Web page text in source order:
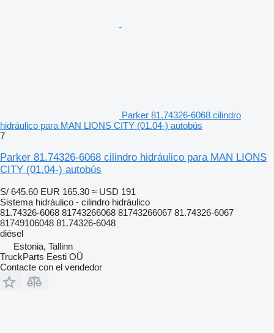
Parker 81.74326-6068 cilindro
hidráulico para MAN LIONS CITY (01.04-) autobús
7
Parker 81.74326-6068 cilindro hidráulico para MAN LIONS
CITY (01.04-) autobús
S/ 645.60 EUR 165.30 ≈ USD 191
Sistema hidráulico - cilindro hidráulico
81.74326-6068 81743266068 81743266067 81.74326-6067
81749106048 81.74326-6048
diésel
Estonia, Tallinn
TruckParts Eesti OÜ
Contacte con el vendedor